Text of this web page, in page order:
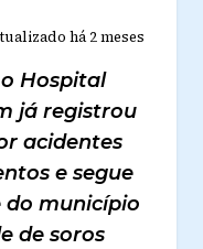
há 2 meses
Hospital
já registrou
acidentes
e segue
do município
de soros